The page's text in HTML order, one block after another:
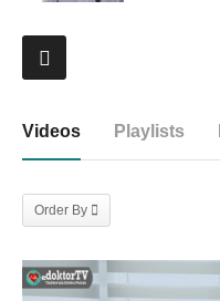
Videos Playlists
Order By